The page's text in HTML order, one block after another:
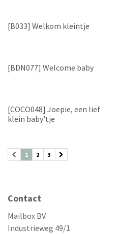
[B033] Welkom kleintje
[BDN077] Welcome baby
[COCO048] Joepie, een lief
klein baby'tje
1 2 3
Contact
Mailbox BV
Industrieweg 49/1